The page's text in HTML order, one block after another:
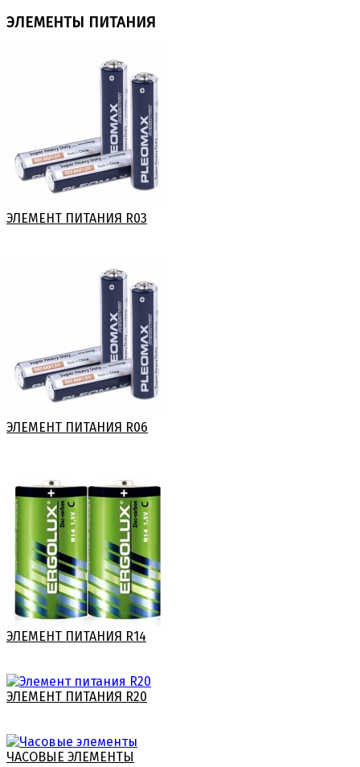
ЭЛЕМЕНТЫ ПИТАНИЯ
ЭЛЕМЕНТ ПИТАНИЯ R03
ЭЛЕМЕНТ ПИТАНИЯ R06
ЭЛЕМЕНТ ПИТАНИЯ R14
ЭЛЕМЕНТ ПИТАНИЯ R20
ЧАСОВЫЕ ЭЛЕМЕНТЫ